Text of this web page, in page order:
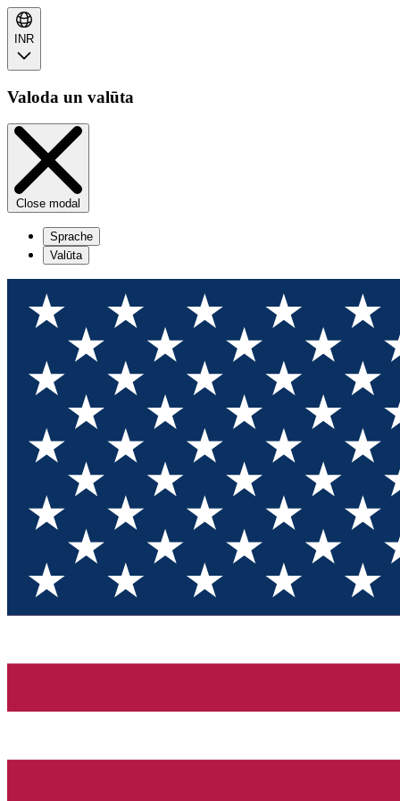
INR
Valoda un valūta
Close modal
Sprache
Valūta